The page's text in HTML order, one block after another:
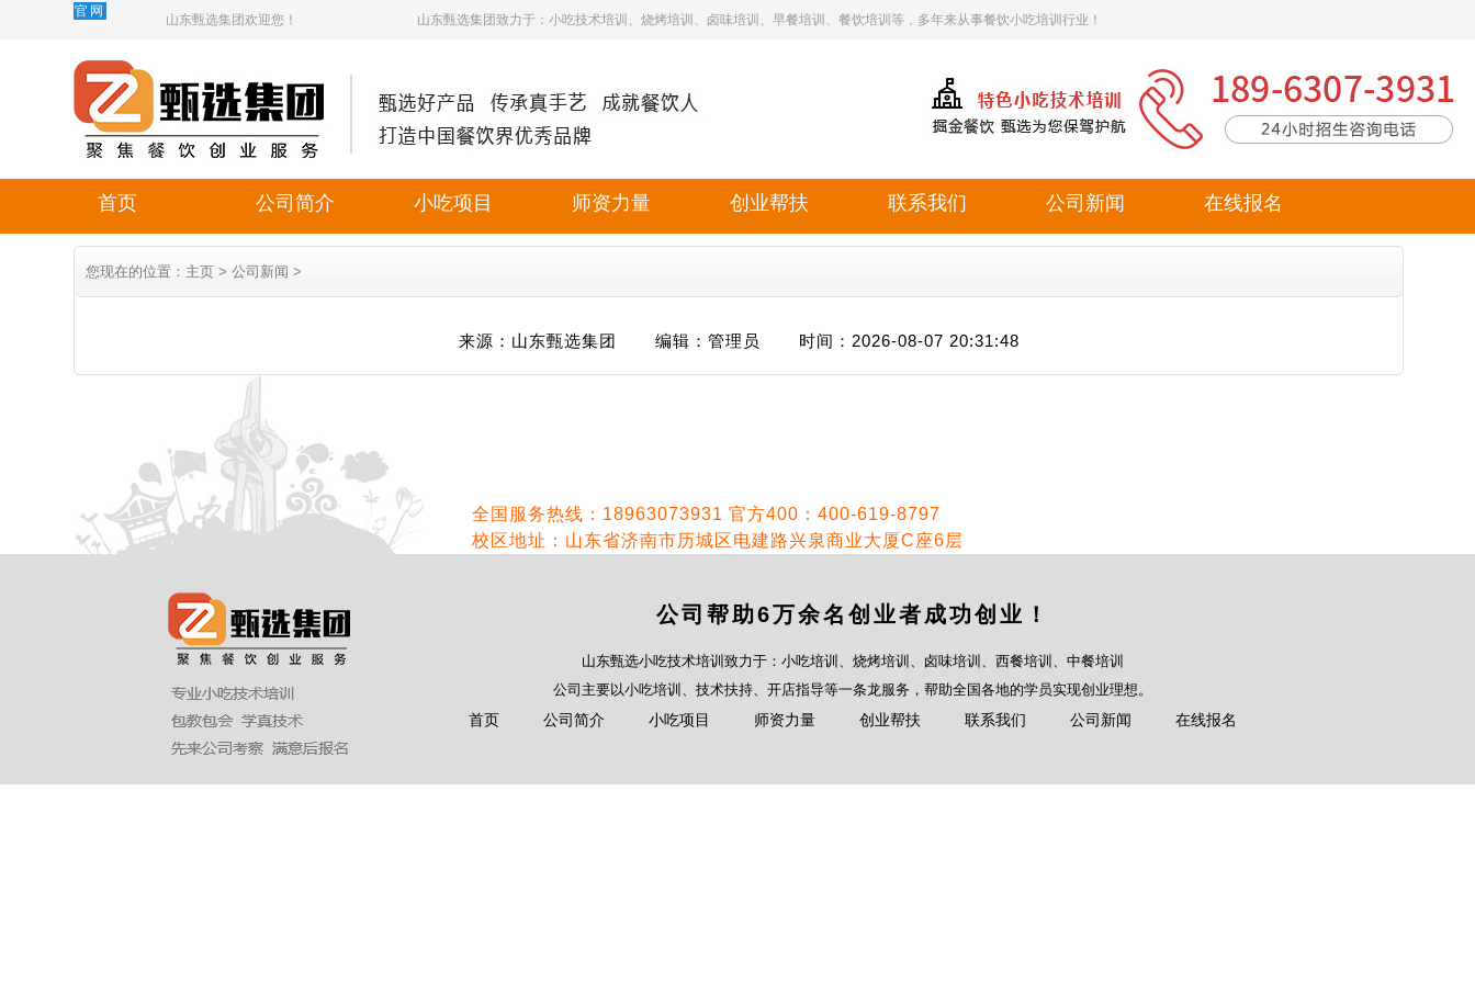
官网
山东甄选集团欢迎您！ 山东甄选集团致力于：小吃技术培训、烧烤培训、卤味培训、早餐培训、餐饮培训等，多年来从事餐饮小吃培训行业！
首页 公司简介 小吃项目 师资力量 创业帮扶 联系我们 公司新闻 在线报名
您现在的位置： 主页 > 公司新闻 >
来源：山东甄选集团 编辑：管理员 时间：2026-08-07 20:31:48
全国服务热线：18963073931 官方400：400-619-8797
校区地址：山东省济南市历城区电建路兴泉商业大厦C座6层
公司帮助6万余名创业者成功创业！
山东甄选小吃技术培训致力于：小吃培训、烧烤培训、卤味培训、西餐培训、中餐培训
公司主要以小吃培训、技术扶持、开店指导等一条龙服务，帮助全国各地的学员实现创业理想。
首页 公司简介 小吃项目 师资力量 创业帮扶 联系我们 公司新闻 在线报名